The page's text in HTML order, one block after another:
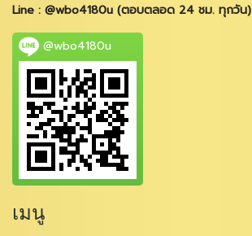
Line : @wbo4180u (ตอบตลอด 24 ชม. ทุกวัน)
@wbo4180u
เมนู